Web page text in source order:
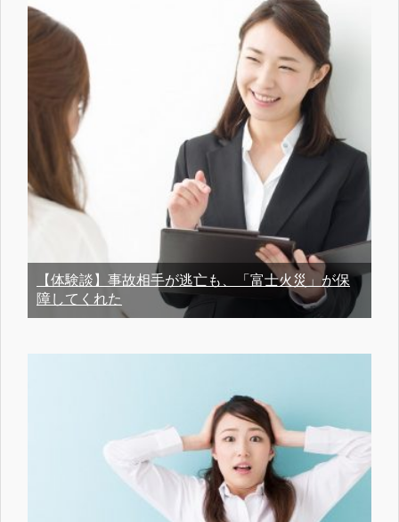
【体験談】事故相手が逃亡も、「富士火災」が保
障してくれた